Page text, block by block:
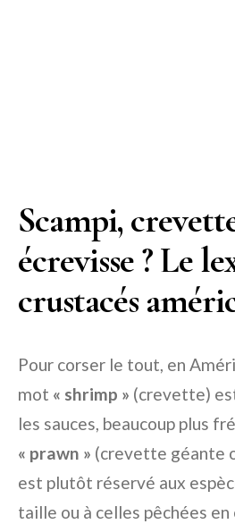
Scampi,
écrevisse ? Le
crustacés
Pour corser le tout, en
mot « shrimp » (crevette)
les sauces, beaucoup plus
« prawn » (crevette géante
est plutôt réservé aux
taille ou à celles pêchées en